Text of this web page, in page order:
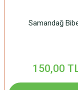
Samandağ
150,00